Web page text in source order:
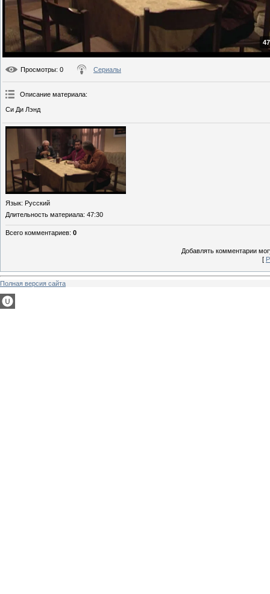
Просмотры: 0 Сериалы
Описание материала:
Си Ди Лэнд
Язык: Русский
Длительность материала: 47:30
Всего комментариев: 0
Добавлять комментарии
[
Полная версия сайта